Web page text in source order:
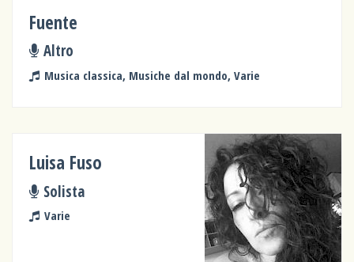
Fuente
Altro
Musica classica, Musiche dal mondo, Varie
Luisa Fuso
Solista
Varie